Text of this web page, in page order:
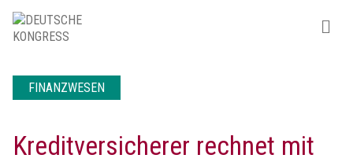
FINANZWESEN
Kreditversicherer rechnet mit